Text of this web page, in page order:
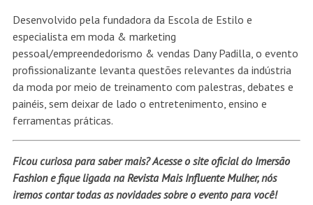
Desenvolvido pela fundadora da Escola de Estilo e
especialista em moda & marketing
pessoal/empreendedorismo & vendas Dany Padilla, o evento
profissionalizante levanta questões relevantes da indústria
da moda por meio de treinamento com palestras, debates e
painéis, sem deixar de lado o entretenimento, ensino e
ferramentas práticas.
Ficou curiosa para saber mais? Acesse o site oficial do Imersão
Fashione fique ligada naRevista Mais Influente Mulher, nós
iremos contar todas as novidades sobre o evento para você!